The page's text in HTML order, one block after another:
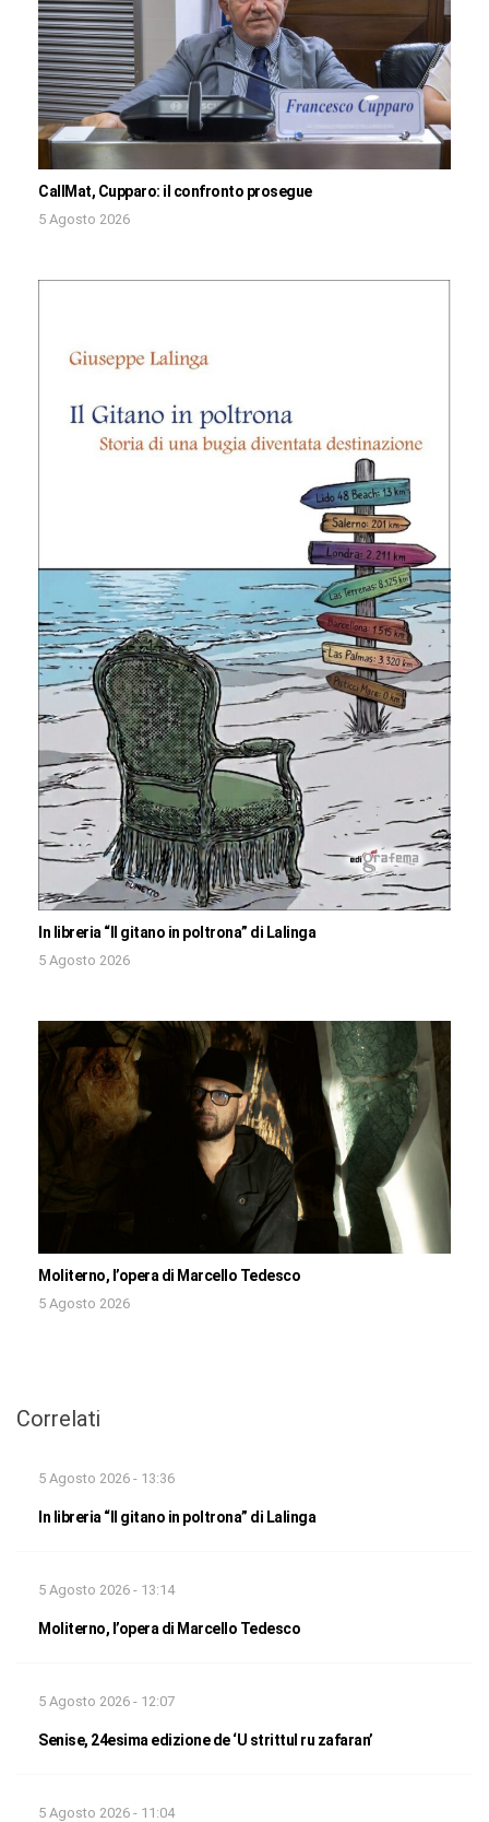
CallMat, Cupparo: il confronto prosegue
5 Agosto 2026
In libreria “Il gitano in poltrona” di Lalinga
5 Agosto 2026
Moliterno, l’opera di Marcello Tedesco
5 Agosto 2026
Correlati
5 Agosto 2026 - 13:36
In libreria “Il gitano in poltrona” di Lalinga
5 Agosto 2026 - 13:14
Moliterno, l’opera di Marcello Tedesco
5 Agosto 2026 - 12:07
Senise, 24esima edizione de ‘U strittul ru zafaran’
5 Agosto 2026 - 11:04